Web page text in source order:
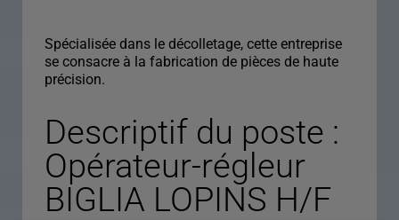
Spécialisée dans le décolletage, cette entreprise
se consacre à la fabrication de pièces de haute
précision.
Descriptif du poste :
Opérateur-régleur
BIGLIA LOPINS H/F